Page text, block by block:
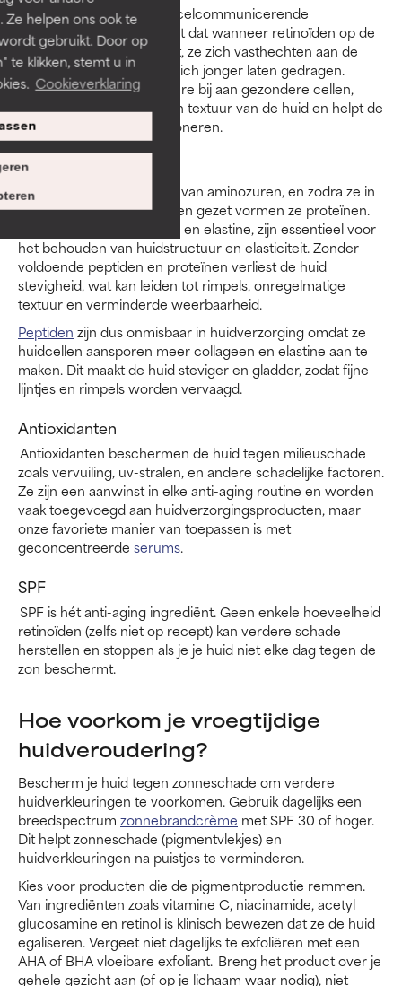
helpen ons ook te
gebruikt. Door op
te klikken, stemt u in
Cookieverklaring
Retinoïden zijn krachtige celcommunicerende
ingrediënten. Dat betekent dat wanneer retinoïden op de
huid worden aangebracht, ze zich vasthechten aan de
huidcellen en ze de huid zich jonger laten gedragen.
Retinol draagt onder andere bij aan gezondere cellen,
verbetert de stevigheid en textuur van de huid en helpt de
huid als barrière te functioneren.
Peptiden
Peptiden zijn korte ketens van aminozuren, en zodra ze in
specifieke volgorde worden gezet vormen ze proteïnen.
Proteïnen, zoals collageen en elastine, zijn essentieel voor
het behouden van huidstructuur en elasticiteit. Zonder
voldoende peptiden en proteïnen verliest de huid
stevigheid, wat kan leiden tot rimpels, onregelmatige
textuur en verminderde weerbaarheid.
Peptiden zijn dus onmisbaar in huidverzorging omdat ze
huidcellen aansporen meer collageen en elastine aan te
maken. Dit maakt de huid steviger en gladder, zodat fijne
lijntjes en rimpels worden vervaagd.
Antioxidanten
Antioxidanten beschermen de huid tegen milieuschade
zoals vervuiling, uv-stralen, en andere schadelijke factoren.
Ze zijn een aanwinst in elke anti-aging routine en worden
vaak toegevoegd aan huidverzorgingsproducten, maar
onze favoriete manier van toepassen is met
geconcentreerde serums.
SPF
SPF is hét anti-aging ingrediënt. Geen enkele hoeveelheid
retinoïden (zelfs niet op recept) kan verdere schade
herstellen en stoppen als je je huid niet elke dag tegen de
zon beschermt.
Hoe voorkom je vroegtijdige
huidveroudering?
Bescherm je huid tegen zonneschade om verdere
huidverkleuringen te voorkomen. Gebruik dagelijks een
breedspectrum zonnebrandcrème met SPF 30 of hoger.
Dit helpt zonneschade (pigmentvlekjes) en
huidverkleuringen na puistjes te verminderen.
Kies voor producten die de pigmentproductie remmen.
Van ingrediënten zoals vitamine C, niacinamide, acetyl
glucosamine en retinol is klinisch bewezen dat ze de huid
egaliseren. Vergeet niet dagelijks te exfoliëren met een
AHA of BHA vloeibare exfoliant. Breng het product over je
gehele gezicht aan (of op je lichaam waar nodig), niet